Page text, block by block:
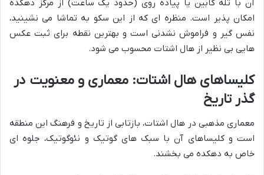
آن با تله کابین یا پیاده روی (حدود یک ساعت) از مرکز دهکده
امکان پذیر است. منظره ای که از این سکو به تماشا می نشینید،
نفس گیر و فراموش نشدنی است و بهترین نقطه برای ثبت عکس
هایی بی نظیر از هال اشتات محسوب می شود.
کلیساهای هال اشتات: معماری و معنویت در
گذر تاریخ
معماری مذهبی در هال اشتات، بازتابی از تاریخ و فرهنگ این منطقه
است و کلیساهای آن با سبک های گوتیک و نئوگوتیک، جلوه ای
خاص به دهکده می بخشند.